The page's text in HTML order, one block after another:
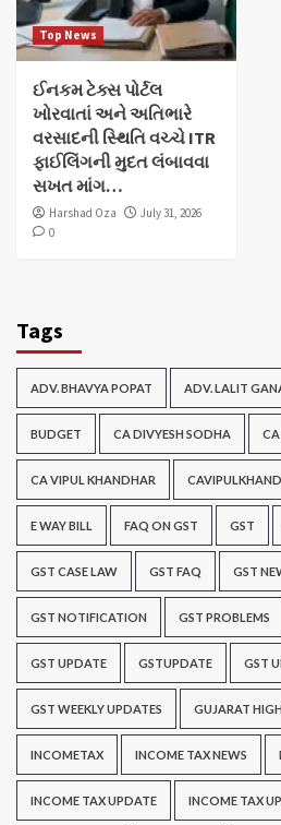
Top News
ઈનકમ ટેક્સ પોર્ટલ
ખોરવાતાં અને અતિભારે
વરસાદની સ્થિતિ વચ્ચે ITR
ફાઈલિંગની મુદત લંબાવવા
સખત માંગ…
Harshad Oza
July 31, 2026
0
Tags
ADV. BHAVYA POPAT ADV. LALIT
BUDGET CA DIVYESH SODHA CA
CA VIPUL KHANDHAR
E WAY BILL FAQ ON GST GST
GST CASE LAW GST FAQ GST
GST NOTIFICATION GST PROBLEMS
GST UPDATE GSTUPDATE GST
GST WEEKLY UPDATES GUJARAT
INCOMETAX INCOME TAX NEWS
INCOME TAX UPDATE INCOME TAX